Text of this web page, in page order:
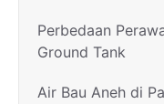
Perbedaan
Ground Tank
Air Bau Aneh di